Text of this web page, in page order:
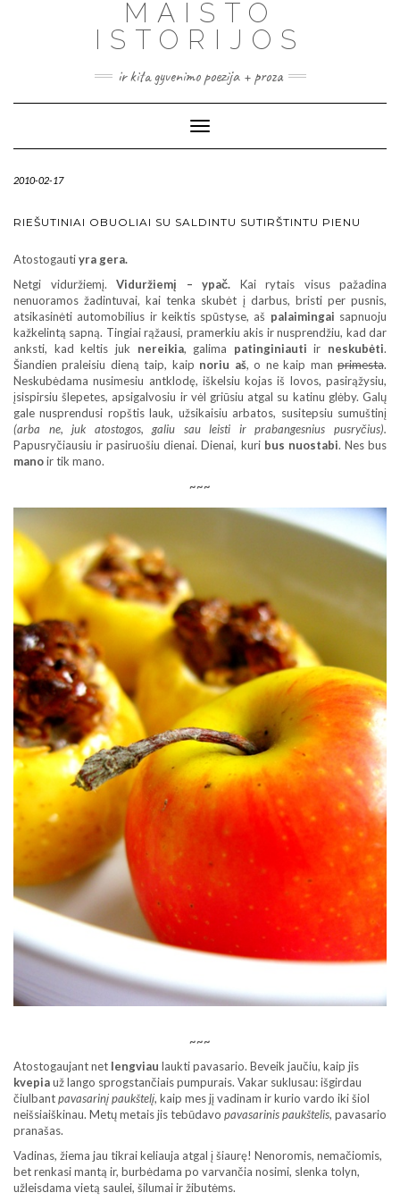
MAISTO
ISTORIJOS
ir kita gyvenimo poezija + proza
Toggle
Navigation
2010-02-17
RIEŠUTINIAI OBUOLIAI SU SALDINTU SUTIRŠTINTU PIENU
Atostogautiyra gera.
Netgi viduržiemį. Viduržiemį – ypač. Kai rytais visus pažadina
nenuoramos žadintuvai, kai tenka skubėt į darbus, bristi per pusnis,
atsikasinėti automobilius ir keiktis spūstyse, aš palaimingai sapnuoju
kažkelintą sapną. Tingiai rąžausi, pramerkiu akis ir nusprendžiu, kad dar
anksti, kad keltis juk nereikia, galima patinginiautiir neskubėti.
Šiandien praleisiu dieną taip, kaip noriu aš, o ne kaip manprimesta.
Neskubėdama nusimesiu antklodę, iškelsiu kojas iš lovos, pasirąžysiu,
įsispirsiu šlepetes, apsigalvosiu ir vėl griūsiu atgal su katinu glėby. Galų
gale nusprendusi ropštis lauk, užsikaisiu arbatos, susitepsiu sumuštinį
(arba ne, juk atostogos, galiu sau leisti ir prabangesnius pusryčius).
Papusryčiausiu ir pasiruošiu dienai. Dienai, kuri bus nuostabi. Nes bus
manoir tik mano.
~~~
~~~
Atostogaujant net lengviau laukti pavasario. Beveik jaučiu, kaip jis
kvepiauž lango sprogstančiais pumpurais. Vakar suklusau: išgirdau
čiulbantpavasarinį paukštelį, kaip mes jį vadinam ir kurio vardo iki šiol
neišsiaiškinau. Metų metais jis tebūdavo pavasarinis paukštelis, pavasario
pranašas.
Vadinas, žiema jau tikrai keliauja atgal į šiaurę! Nenoromis, nemačiomis,
bet renkasi mantą ir, burbėdama po varvančia nosimi, slenka tolyn,
užleisdama vietą saulei, šilumai ir žibutėms.